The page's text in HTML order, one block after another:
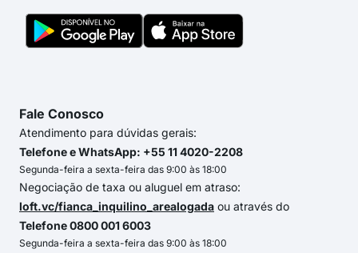
Fale Conosco
Atendimento para dúvidas gerais:
Telefone e WhatsApp: +55 11 4020-2208
Segunda-feira a sexta-feira das 9:00 às 18:00
Negociação de taxa ou aluguel em atraso:
loft.vc/fianca_inquilino_arealogada ou através do
Telefone 0800 001 6003
Segunda-feira a sexta-feira das 9:00 às 18:00